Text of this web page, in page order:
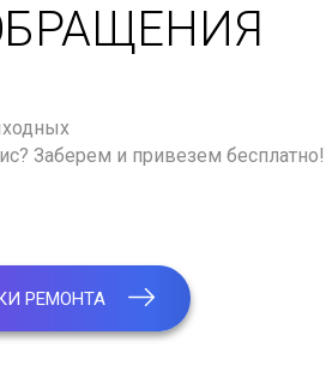
Заберем и привезем бесплатно!
РЕМОНТА